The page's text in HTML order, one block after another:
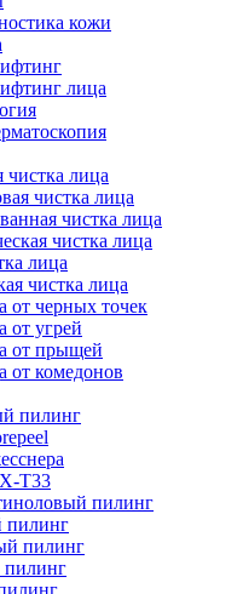
кожи
лица
чистка лица
чистка лица
чистка лица
чистка лица
лица
чистка лица
от черных точек
от угрей
от прыщей
от комедонов
пилинг
T33
пилинг
пилинг
пилинг